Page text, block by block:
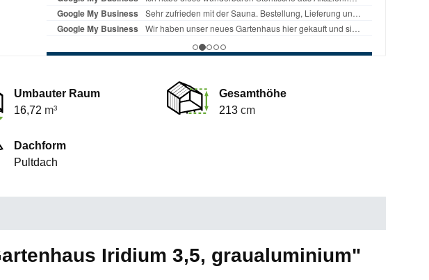
Umbauter Raum
16,72 m³
Gesamthöhe
213 cm
Dachform
Pultdach
Iridium 3,5, graualuminium"